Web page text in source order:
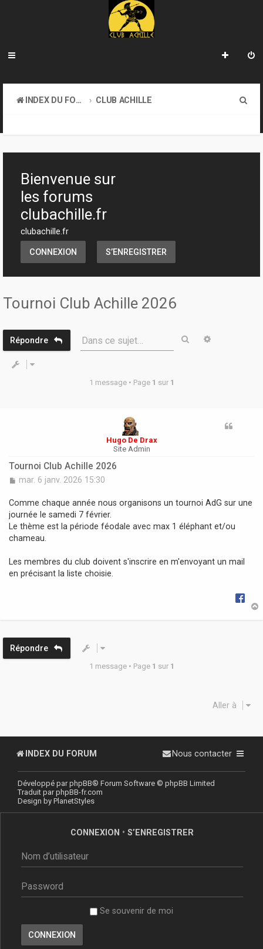
INDEX DU FORUM
CLUB ACHILLE
h
Bienvenue sur
les forums
clubachille.fr
clubachille.fr
CONNEXION S’ENREGISTRER
Tournoi Club Achille 2026
Répondre Dans ce sujet… Rechercher
1 message • Page 1 sur 1
Hugo De Drax
Site Admin
Tournoi Club Achille 2026
M
s
a
g
e
mar. 6 janv. 2026 15:30
Comme chaque année nous organisons un tournoi AdG sur une
journée le samedi 7 février.
Le thème est la période féodale avec max 1 éléphant et/ou
chameau.
Les membres du club doivent s'inscrire en m'envoyant un mail
en précisant la liste choisie.
Répondre
1 message • Page 1 sur 1
Aller à
INDEX DU FORUM Nous contacter
Développé parphpBB® Forum Software © phpBB Limited
Traduit parphpBB-fr.com
Design by PlanetStyles
CONNEXION • S’ENREGISTRER
Se souvenir de moi